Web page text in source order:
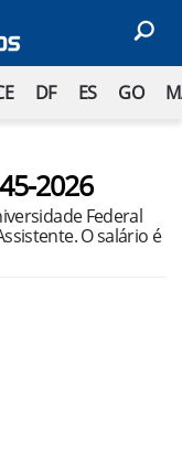
DF ES GO
2026
Federal
O salário é